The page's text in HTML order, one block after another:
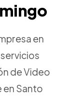
en
de Video
en Santo